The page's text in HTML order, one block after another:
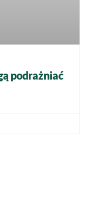
podrażniać